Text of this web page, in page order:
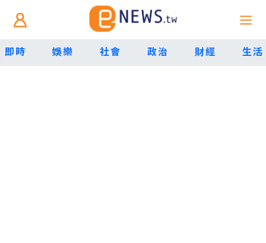
即時 娛樂 社會 政治 財經 生活